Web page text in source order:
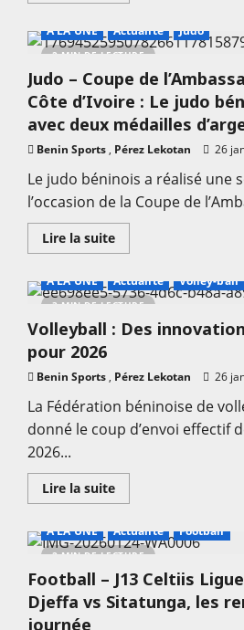
Pétanque
–
Générale
Élective
de
Fédération
Salim
Nigan
porté
à
tête
de
la
2 MIN DE LECTURE
A LA UNE Actualité Judo
Judo – Coupe de
Côte d’Ivoire : Le judo
avec deux médailles
Benin Sports , Pérez Lekotan 26
Le judo béninois a réalisé une
l’occasion de la Coupe de
Lire la suiteEn
savoir
Judo
–
de
l’Ambassade
en
d’Ivoire
:
Le
judo
avec
deux
médailles
3 MIN DE LECTURE
A LA UNE Actualité Volley-ball
Volleyball : Des
pour 2026
Benin Sports , Pérez Lekotan 26
La Fédération béninoise de
donné le coup d’envoi effectif
2026...
Lire la suiteEn
savoir
Volleyball
:
innovations
annoncées
pour
2 MIN DE LECTURE
A LA UNE Actualité Football
Football – J13 Celtiis
Djeffa vs Sitatunga, les
journée